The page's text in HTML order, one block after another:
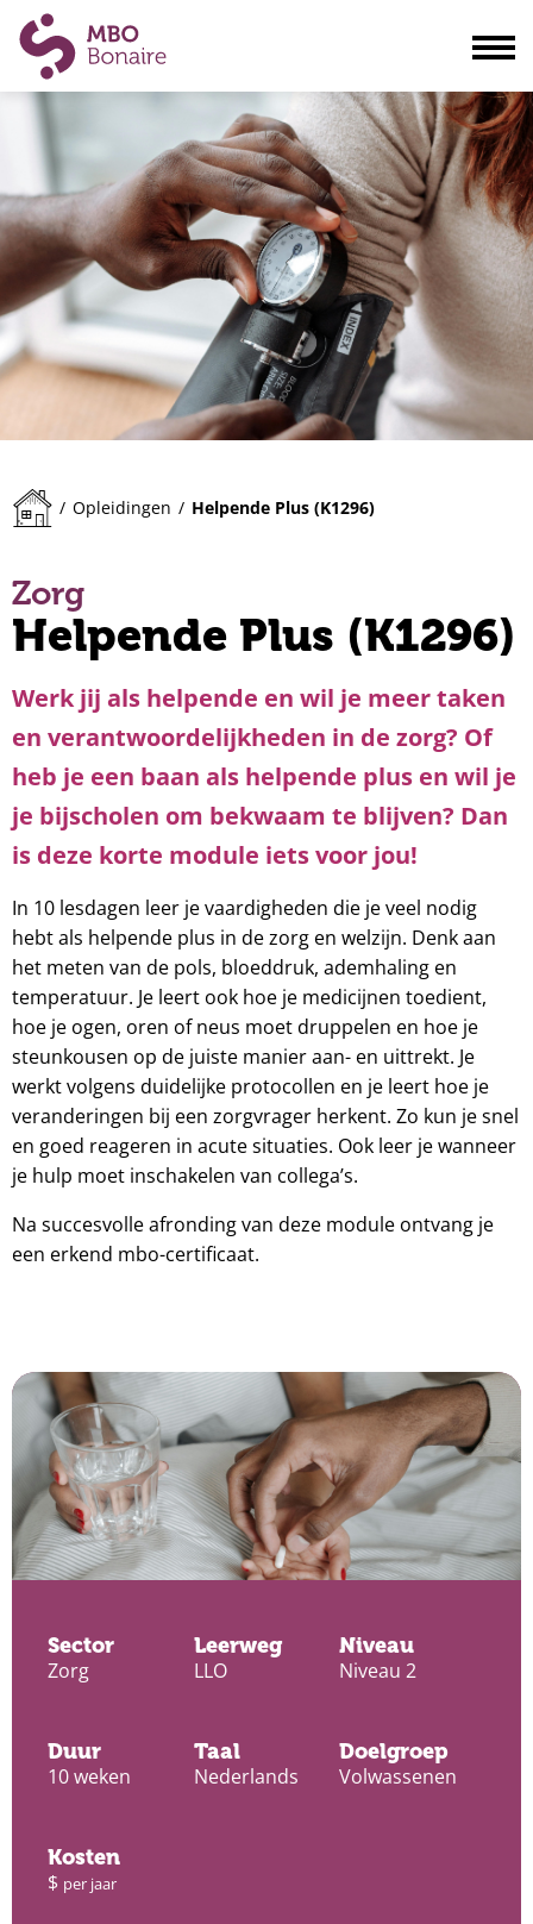
Scholieren
Volwassenen
Bedrijven
Ouders
Blogs & actualiteiten
Praktisch
/ Opleidingen / Helpende Plus (K1296)
Zorg
Helpende Plus (K1296)
Werk jij als helpende en wil je meer taken
en verantwoordelijkheden in de zorg? Of
heb je een baan als helpende plus en wil je
je bijscholen om bekwaam te blijven? Dan
is deze korte module iets voor jou!
In 10 lesdagen leer je vaardigheden die je veel nodig
hebt als helpende plus in de zorg en welzijn. Denk aan
het meten van de pols, bloeddruk, ademhaling en
temperatuur. Je leert ook hoe je medicijnen toedient,
hoe je ogen, oren of neus moet druppelen en hoe je
steunkousen op de juiste manier aan- en uittrekt. Je
werkt volgens duidelijke protocollen en je leert hoe je
veranderingen bij een zorgvrager herkent. Zo kun je snel
en goed reageren in acute situaties. Ook leer je wanneer
je hulp moet inschakelen van collega’s.
Na succesvolle afronding van deze module ontvang je
een erkend mbo-certificaat.
Sector
Zorg
Leerweg
LLO
Niveau
Niveau 2
Duur
10 weken
Taal
Nederlands
Doelgroep
Volwassenen
Kosten
$ per jaar